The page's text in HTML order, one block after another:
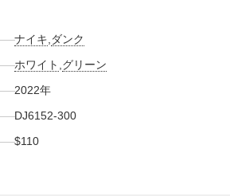
ナイキ ダンク
ホワイト グリーン
2022年
DJ6152-300
$110